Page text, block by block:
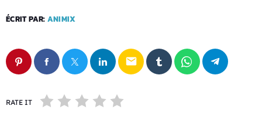
ÉCRIT PAR: ANIMIX
email
RATE IT